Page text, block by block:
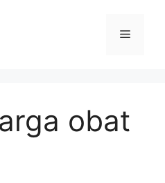
Menu
obat